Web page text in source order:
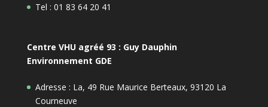
Tel : 01 83 64 20 41
Centre VHU agréé 93 : Guy Dauphin
Environnement GDE
Adresse : La, 49 Rue Maurice Berteaux, 93120 La
Courneuve